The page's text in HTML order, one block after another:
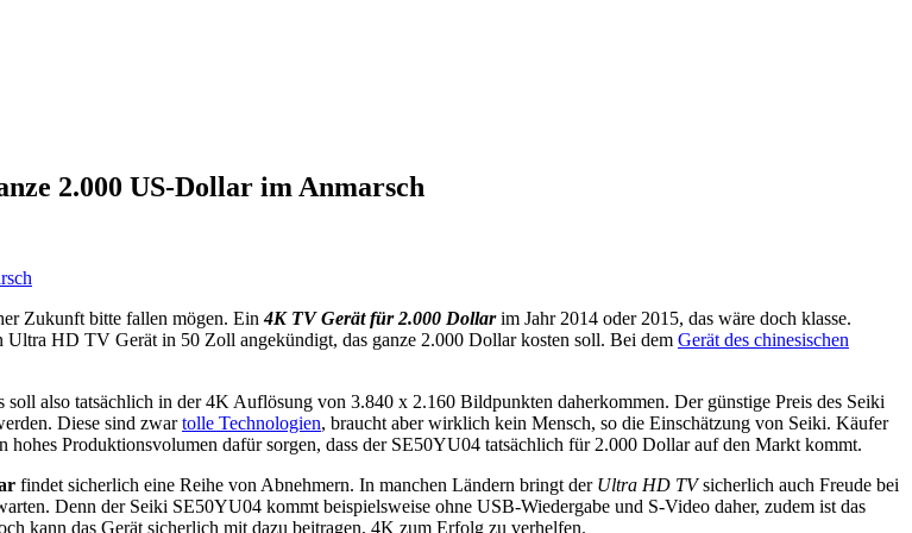
2.000 US-Dollar im Anmarsch
Zukunft bitte fallen mögen. Ein4K TV Gerät für 2.000 Dollarim Jahr 2014 oder 2015, das wäre doch klasse.
HD TV Gerät in 50 Zoll angekündigt, das ganze 2.000 Dollar kosten soll. Bei dem Gerät des chinesischen
also tatsächlich in der 4K Auflösung von 3.840 x 2.160 Bildpunkten daherkommen. Der günstige Preis des Seiki
Diese sind zwartolle Technologien, braucht aber wirklich kein Mensch, so die Einschätzung von Seiki. Käufer
hohes Produktionsvolumen dafür sorgen, dass der SE50YU04 tatsächlich für 2.000 Dollar auf den Markt kommt.
findet sicherlich eine Reihe von Abnehmern. In manchen Ländern bringt der Ultra HD TVsicherlich auch Freude bei
Denn der Seiki SE50YU04 kommt beispielsweise ohne USB-Wiedergabe und S-Video daher, zudem ist das
kann das Gerät sicherlich mit dazu beitragen, 4K zum Erfolg zu verhelfen.